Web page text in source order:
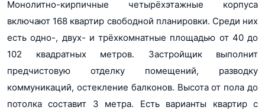
Изменения в ПД ЖК Образцоыфй квартал - 3 от 31.07.2018
pdf, 246Кб
Монолитно-кирпичные четырёхэтажные корпуса
включают 168 квартир свободной планировки. Среди них
есть одно-, двух- и трёхкомнатные площадью от 40 до
102 квадратных метров. Застройщик выполнит
предчистовую отделку помещений, разводку
коммуникаций, остекление балконов. Высота от пола до
потолка составит 3 метра. Есть варианты квартир с